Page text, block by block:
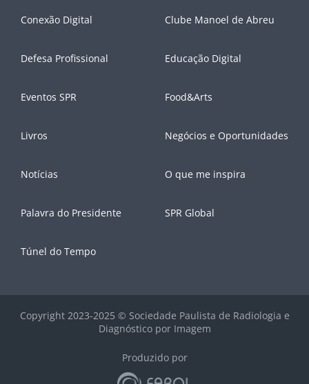
Conexão Digital Clube Manoel de Abreu
Defesa Profissional Educação Digital
Eventos SPR Food&Arts
Livros Negócios e Oportunidades
Notícias O que me inspira
Palavra do Presidente SPR Global
Túnel do Tempo
Copyright 2023-2025 © Sociedade Paulista de Radiologia e
Diagnóstico por Imagem
Produzido por